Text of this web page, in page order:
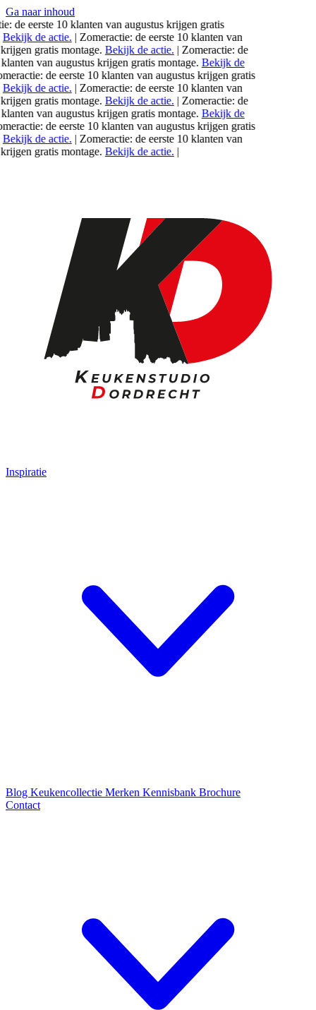
Ga naar inhoud
de eerste 10 klanten vanaugustuskrijgen gratis
de actie. | Zomeractie: de eerste 10 klanten van
gratis montage.Bekijk de actie. | Zomeractie: de
vanaugustuskrijgen gratis montage.Bekijk de
de eerste 10 klanten vanaugustuskrijgen gratis
de actie. | Zomeractie: de eerste 10 klanten van
gratis montage.Bekijk de actie. | Zomeractie: de
vanaugustuskrijgen gratis montage.Bekijk de
de eerste 10 klanten vanaugustuskrijgen gratis
de actie. | Zomeractie: de eerste 10 klanten van
gratis montage.Bekijk de actie. |
Inspiratie
Blog Keukencollectie Merken Kennisbank Brochure
Contact